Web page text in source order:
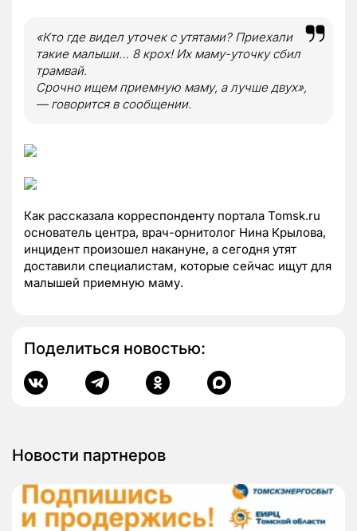
«Кто где видел уточек с утятами? Приехали
такие малыши… 8 крох! Их маму-уточку сбил
трамвай.
Срочно ищем приемную маму, а лучше двух»,
— говорится в сообщении.
Как рассказала корреспонденту портала Tomsk.ru
основатель центра, врач-орнитолог Нина Крылова,
инцидент произошел накануне, а сегодня утят
доставили специалистам, которые сейчас ищут для
малышей приемную маму.
Поделиться новостью:
Новости партнеров